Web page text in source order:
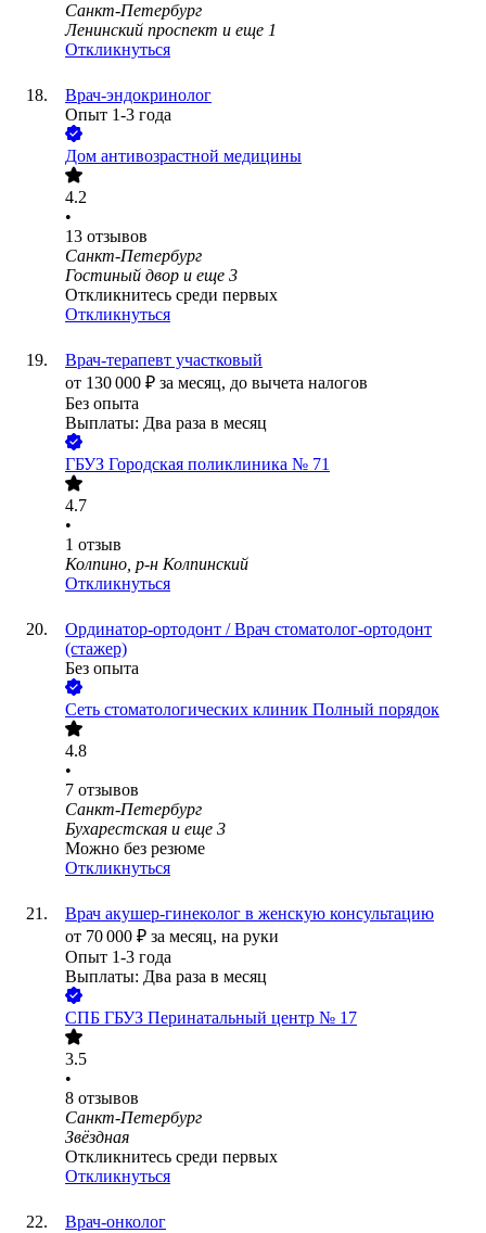
Санкт-Петербург
Ленинский проспект и еще 1
Откликнуться
Врач-эндокринолог
Опыт 1-3 года
Дом антивозрастной медицины
4.2
•
13 отзывов
Санкт-Петербург
Гостиный двор и еще 3
Откликнитесь среди первых
Откликнуться
Врач-терапевт участковый
от 130 000 ₽ за месяц, до вычета налогов
Без опыта
Выплаты: Два раза в месяц
ГБУЗ Городская поликлиника № 71
4.7
•
1 отзыв
Колпино, р-н Колпинский
Откликнуться
Ординатор-ортодонт / Врач стоматолог-ортодонт
(стажер)
Без опыта
Сеть стоматологических клиник Полный порядок
4.8
•
7 отзывов
Санкт-Петербург
Бухарестская и еще 3
Можно без резюме
Откликнуться
Врач акушер-гинеколог в женскую консультацию
от 70 000 ₽ за месяц, на руки
Опыт 1-3 года
Выплаты: Два раза в месяц
СПБ ГБУЗ Перинатальный центр № 17
3.5
•
8 отзывов
Санкт-Петербург
Звёздная
Откликнитесь среди первых
Откликнуться
Врач-онколог